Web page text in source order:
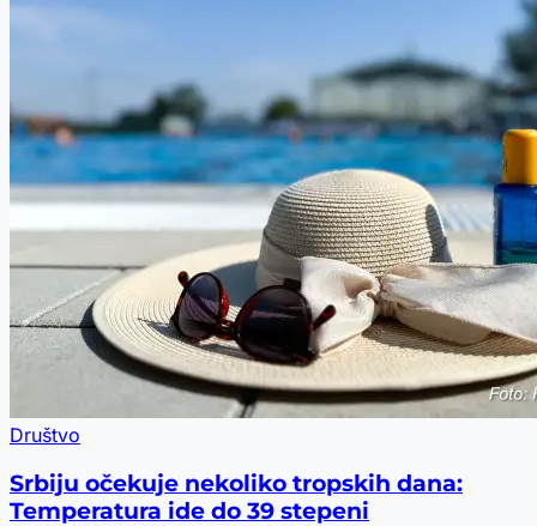
Društvo
Srbiju očekuje nekoliko tropskih dana:
Temperatura ide do 39 stepeni